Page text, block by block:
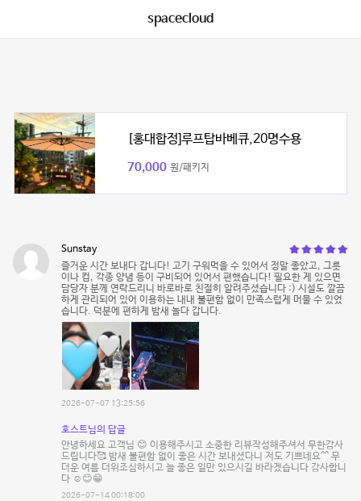
spacecloud
[홍대합정]루프탑바베큐,20명수용
70,000 원/패키지
Sunstay
즐거운 시간 보내다 갑니다! 고기 구워먹을 수 있어서 정말 좋았고, 그릇
이나 컵, 각종 양념 등이 구비되어 있어서 편했습니다! 필요한 게 있으면
담당자 분께 연락드리니 바로바로 친절히 알려주셨습니다 :) 시설도 깔끔
하게 관리되어 있어 이용하는 내내 불편함 없이 만족스럽게 머물 수 있었
습니다. 덕분에 편하게 밤새 놀다 갑니다.
2026-07-07 13:25:56
호스트님의 답글
안녕하세요 고객님 😊 이용해주시고 소중한 리뷰작성해주셔서 무한감사
드립니다🥰 밤새 불편함 없이 좋은 시간 보내셨다니 저도 기쁘네요^^ 무
더운 여름 더위조심하시고 늘 좋은 일만 있으시길 바라겠습니다 감사합니
다 ☺️😊😁
2026-07-14 00:18:00